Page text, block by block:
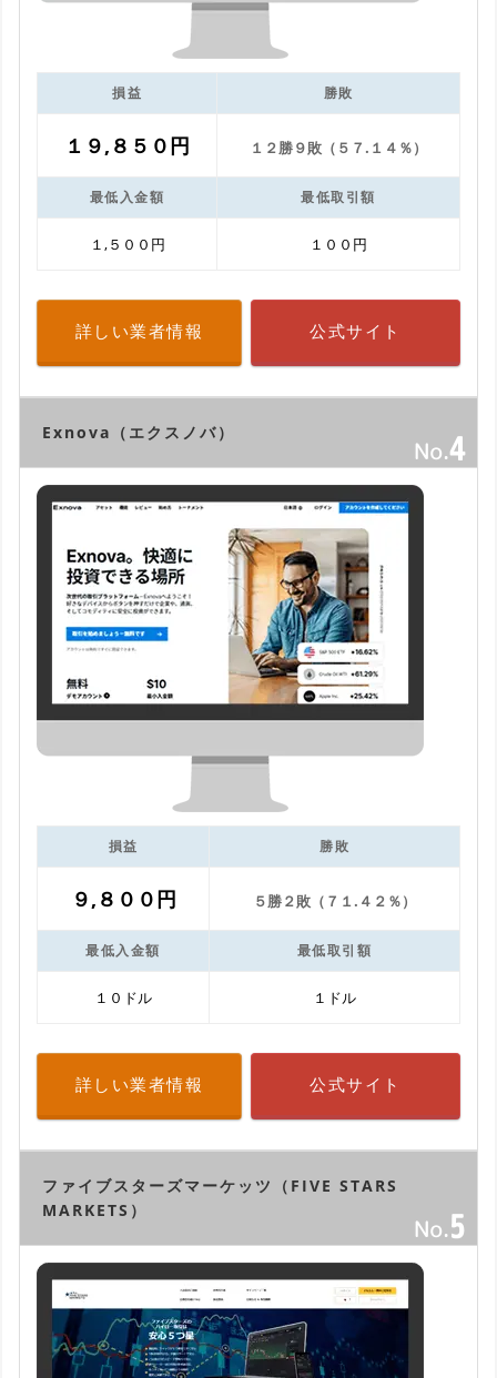
損益 勝敗
１９,８５０円 １２勝９敗（５７.１４％）
最低入金額 最低取引額
１,５００円 １００円
詳しい業者情報 公式サイト
Exnova（エクスノバ）
損益 勝敗
９,８００円 ５勝２敗（７１.４２％）
最低入金額 最低取引額
１０ドル １ドル
詳しい業者情報 公式サイト
ファイブスターズマーケッツ（FIVE STARS
MARKETS）